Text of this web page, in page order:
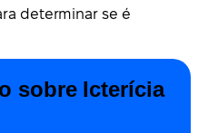
determinar se é
sobre Icterícia